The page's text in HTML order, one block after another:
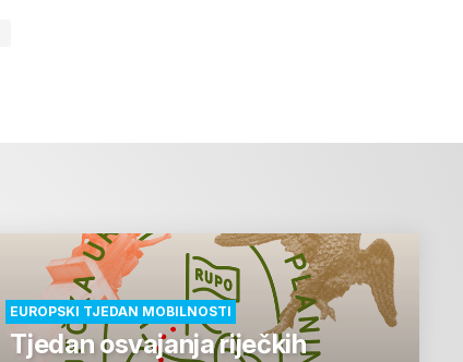
EUROPSKI TJEDAN MOBILNOSTI
Tjedan osvajanja riječkih